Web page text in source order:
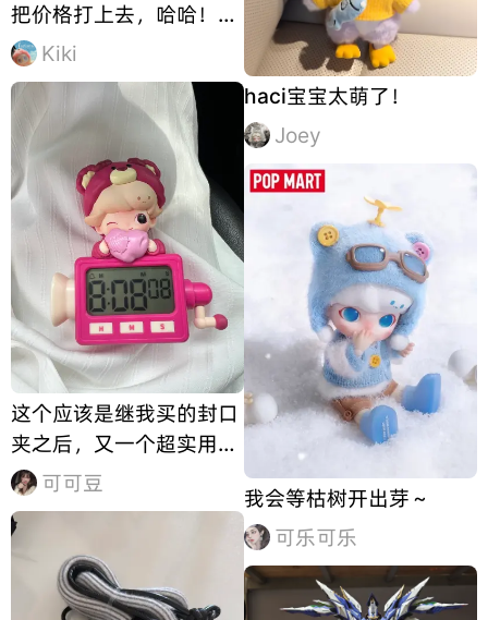
把价格打上去，哈哈！这
么帅！妥妥的颜值蓝眼白
毛帅哥！
Kiki
这个应该是继我买的封口
夹之后，又一个超实用的
东西啦可可豆
haci宝宝太萌了！
Joey
我会等枯树开出芽～
可乐可乐